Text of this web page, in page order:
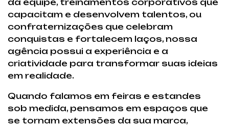
da equipe, treinamentos corporativos que
capacitam e desenvolvem talentos, ou
confraternizações que celebram
conquistas e fortalecem laços, nossa
agência possui a experiência e a
criatividade para transformar suas ideias
em realidade.
Quando falamos em feiras e estandes
sob medida, pensamos em espaços que
se tornam extensões da sua marca,